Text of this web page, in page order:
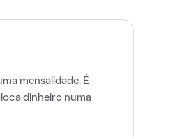
mensalidade. É
dinheiro numa